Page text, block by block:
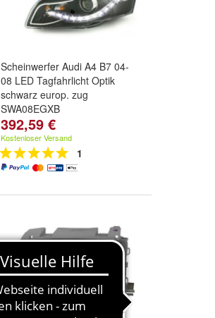
Scheinwerfer Audi A4 B7 04-
08 LED Tagfahrlicht Optik
schwarz europ. zug
SWA08EGXB
392,59 €
Kostenloser Versand
1